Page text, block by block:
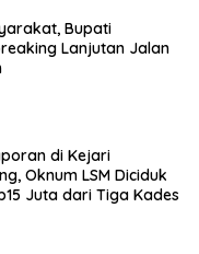
Bupati
Lanjutan Jalan
di Kejari
Oknum LSM Diciduk
Juta dari Tiga Kades